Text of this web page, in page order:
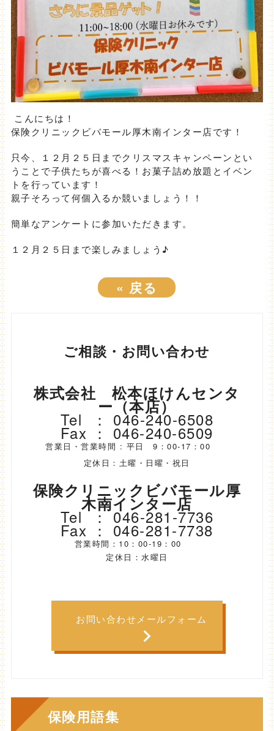
こんにちは！
保険クリニックビバモール厚木南インター店です！
只今、１２月２５日までクリスマスキャンペーンとい
うことで子供たちが喜べる！お菓子詰め放題とイベン
トを行っています！
親子そろって何個入るか競いましょう！！
簡単なアンケートに参加いただきます。
１２月２５日まで楽しみましょう♪
« 戻る
ご相談・お問い合わせ
株式会社 松本ほけんセンタ
ー（本店）
Tel ： 046-240-6508
Fax ： 046-240-6509
営業日・営業時間 : 平日 9：00-17：00
定休日：土曜・日曜・祝日
保険クリニックビバモール厚
木南インター店
Tel ： 046-281-7736
Fax ： 046-281-7738
営業時間：10：00-19：00
定休日：水曜日
お問い合わせメールフォーム
保険用語集